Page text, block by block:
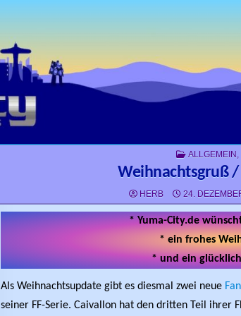
POSTED IN
ALLGEMEIN ,
Weihnachtsgruß /
HERB 24.
* Yuma-City.de
* ein frohes
* und ein
Als Weihnachtsupdate gibt es diesmal zwei neue
seiner FF-Serie. Caivallon hat den dritten Teil ihrer